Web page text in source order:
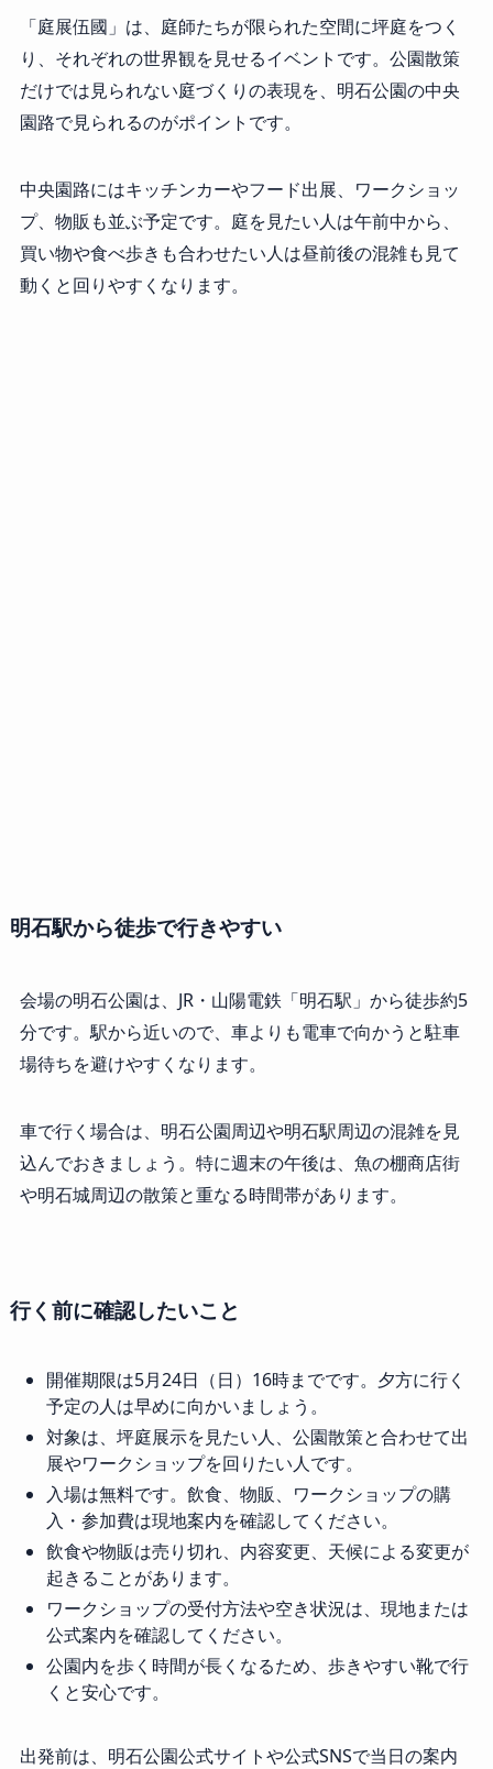
「庭展伍國」は、庭師たちが限られた空間に坪庭をつく
り、それぞれの世界観を見せるイベントです。公園散策
だけでは見られない庭づくりの表現を、明石公園の中央
園路で見られるのがポイントです。
中央園路にはキッチンカーやフード出展、ワークショッ
プ、物販も並ぶ予定です。庭を見たい人は午前中から、
買い物や食べ歩きも合わせたい人は昼前後の混雑も見て
動くと回りやすくなります。
明石駅から徒歩で行きやすい
会場の明石公園は、JR・山陽電鉄「明石駅」から徒歩約5
分です。駅から近いので、車よりも電車で向かうと駐車
場待ちを避けやすくなります。
車で行く場合は、明石公園周辺や明石駅周辺の混雑を見
込んでおきましょう。特に週末の午後は、魚の棚商店街
や明石城周辺の散策と重なる時間帯があります。
行く前に確認したいこと
開催期限は5月24日（日）16時までです。夕方に行く
予定の人は早めに向かいましょう。
対象は、坪庭展示を見たい人、公園散策と合わせて出
展やワークショップを回りたい人です。
入場は無料です。飲食、物販、ワークショップの購
入・参加費は現地案内を確認してください。
飲食や物販は売り切れ、内容変更、天候による変更が
起きることがあります。
ワークショップの受付方法や空き状況は、現地または
公式案内を確認してください。
公園内を歩く時間が長くなるため、歩きやすい靴で行
くと安心です。
出発前は、明石公園公式サイトや公式SNSで当日の案内